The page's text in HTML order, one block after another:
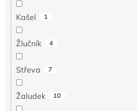
Kašel 1
Žlučník 4
Střeva 7
Žaludek 10